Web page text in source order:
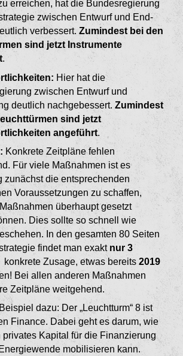
erreichen, hat die Bundesregierung
zwischen Entwurf und End­
verbessert. Zumindest bei den
sind jetzt Instrumente
.
Hier hat die
zwischen Entwurf und
deutlich nachgebessert. Zumindest
sind jetzt
angeführt.
Konkrete Zeitpläne fehlen
Für viele Maßnahmen ist es
zunächst die entsprechenden
Voraussetzungen zu schaffen,
überhaupt gesetzt
Dies sollte so schnell wie
In den gesamten 80 Seiten
findet man exakt nur 3
konkrete Zusage, etwas bereits 2019
Bei allen anderen Maßnahmen
Zeit­pläne weitgehend.
dazu: Der „Leuchtturm“ 8 ist
Finance. Dabei geht es darum, wie
priva­tes Kapital für die Finanzierung
mobilisieren kann.